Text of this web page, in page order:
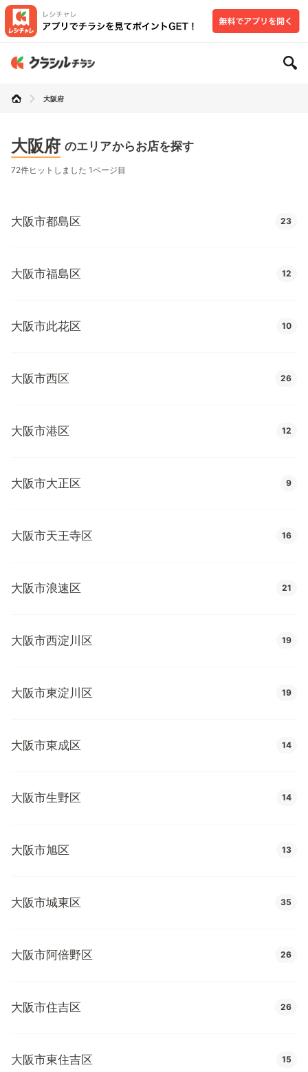
大阪府
大阪府 のエリアからお店を探す
72件ヒットしました 1ページ目
大阪市都島区 23
大阪市福島区 12
大阪市此花区 10
大阪市西区 26
大阪市港区 12
大阪市大正区 9
大阪市天王寺区 16
大阪市浪速区 21
大阪市西淀川区 19
大阪市東淀川区 19
大阪市東成区 14
大阪市生野区 14
大阪市旭区 13
大阪市城東区 35
大阪市阿倍野区 26
大阪市住吉区 26
大阪市東住吉区 15